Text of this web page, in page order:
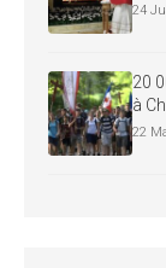
24
20
à
22